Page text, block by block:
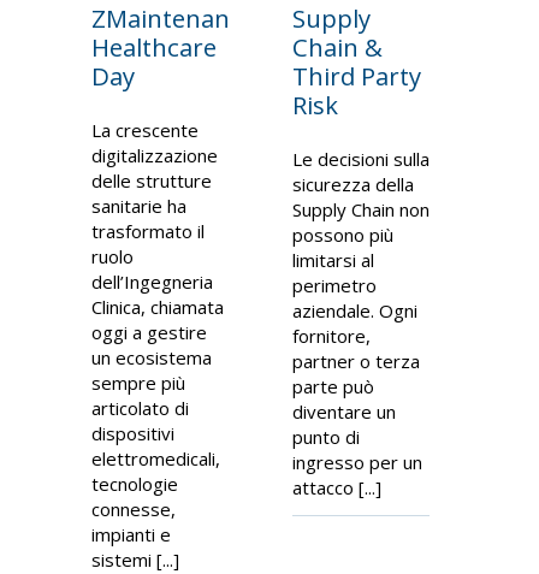
ZMaintenance
Healthcare
Day
La crescente
digitalizzazione
delle strutture
sanitarie ha
trasformato il
ruolo
dell’Ingegneria
Clinica, chiamata
oggi a gestire
un ecosistema
sempre più
articolato di
dispositivi
elettromedicali,
tecnologie
connesse,
impianti e
sistemi [...]
Supply
Chain &
Third Party
Risk
Le decisioni sulla
sicurezza della
Supply Chain non
possono più
limitarsi al
perimetro
aziendale. Ogni
fornitore,
partner o terza
parte può
diventare un
punto di
ingresso per un
attacco [...]